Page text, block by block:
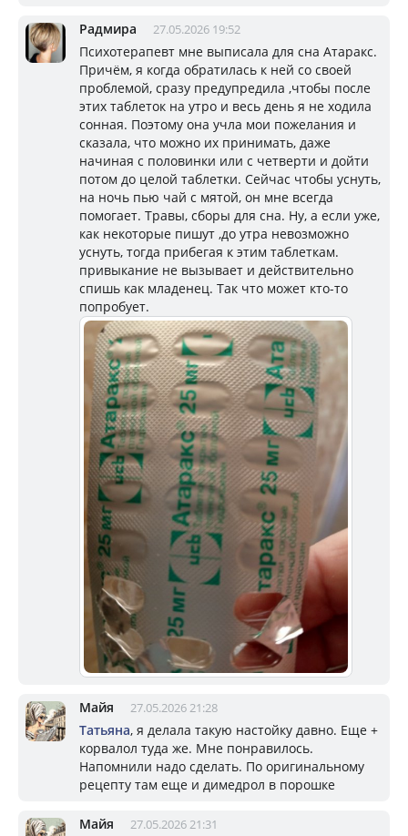
Радмира 27.05.2026 19:52
Психотерапевт мне выписала для сна Атаракс.
Причём, я когда обратилась к ней со своей
проблемой, сразу предупредила ,чтобы после
этих таблеток на утро и весь день я не ходила
сонная. Поэтому она учла мои пожелания и
сказала, что можно их принимать, даже
начиная с половинки или с четверти и дойти
потом до целой таблетки. Сейчас чтобы уснуть,
на ночь пью чай с мятой, он мне всегда
помогает. Травы, сборы для сна. Ну, а если уже,
как некоторые пишут ,до утра невозможно
уснуть, тогда прибегая к этим таблеткам.
привыкание не вызывает и действительно
спишь как младенец. Так что может кто-то
попробует.
Майя 27.05.2026 21:28
Татьяна, я делала такую настойку давно. Еще +
корвалол туда же. Мне понравилось.
Напомнили надо сделать. По оригинальному
рецепту там еще и димедрол в порошке
Майя 27.05.2026 21:31